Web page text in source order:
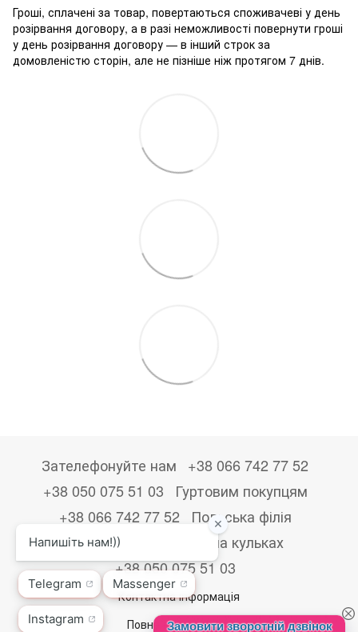
Гроші, сплачені за товар, повертаються споживачеві у день
розірвання договору, а в разі неможливості повернути гроші
у день розірвання договору — в інший строк за
домовленістю сторін, але не пізніше ніж протягом 7 днів.
Зателефонуйте нам
+38 066 742 77 52
+38 050 075 51 03
Гуртовим покупцям
+38 066 742 77 52
Польська філія
+48533867723
Друк на кульках
+38 050 075 51 03
Контактна інформація
Повна версія сайту